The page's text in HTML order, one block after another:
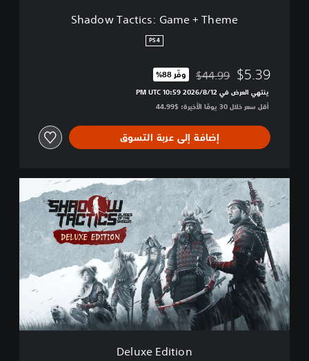
Shadow Tactics: Game + Theme
PS4
$5.39 مخصوم من السعر الأصلي البالغ $44.99‏
$44.99 وفّر 88%‏
ينتهي العرض في 12‏/8‏/2026 10:59 PM UTC‏
أقل سعر خلال 30 يومًا الأخيرة: $44.99‏
إضافة إلى عربة التسوق
e
u
E
d
i
t
i
o
Deluxe Edition